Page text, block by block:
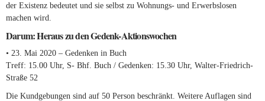
der Existenz bedeutet und sie selbst zu Wohnungs- und Erwerbslosen
machen wird.
Darum: Heraus zu den Gedenk-Aktionswochen
• 23. Mai 2020 – Gedenken in Buch
Treff: 15.00 Uhr, S- Bhf. Buch / Gedenken: 15.30 Uhr, Walter-Friedrich-
Straße 52
Die Kundgebungen sind auf 50 Person beschränkt. Weitere Auflagen sind